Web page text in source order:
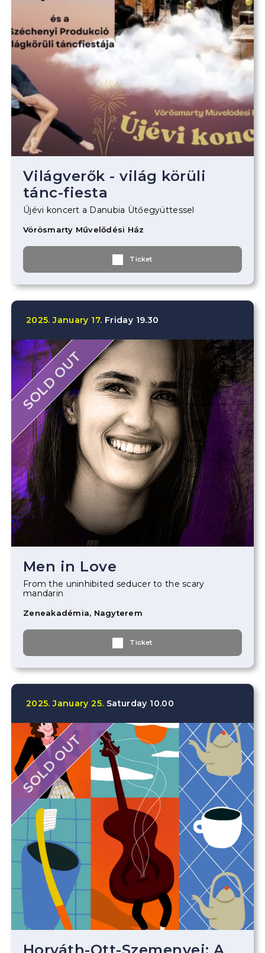
Világverők - világ körüli
tánc-fiesta
Újévi koncert a Danubia Ütőegyüttessel
Vörösmarty Művelődési Ház
Ticket
2025. January 17. Friday 19.30
SOLD OUT
Men in Love
From the uninhibited seducer to the scary
mandarin
Zeneakadémia, Nagyterem
Ticket
2025. January 25. Saturday 10.00
SOLD OUT